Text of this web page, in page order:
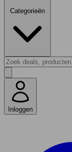
Categorieën
Inloggen